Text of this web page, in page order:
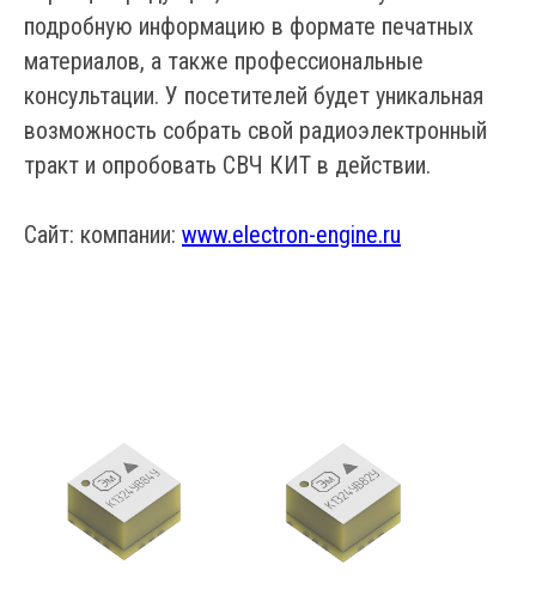
подробную информацию в формате печатных
материалов, а также профессиональные
консультации. У посетителей будет уникальная
возможность собрать свой радиоэлектронный
тракт и опробовать СВЧ КИТ в действии.
Сайт: компании: www.electron-engine.ru